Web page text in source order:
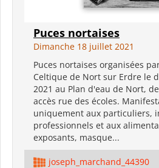
Puces nortaises
Dimanche 18 juillet 2021
Puces nortaises organisées
Celtique de Nort sur Erdre le
2021 au Plan d'eau de Nort,
accès rue des écoles.
uniquement aux particuliers,
professionnels et aux
exposants, masque...
joseph_marchand_44390